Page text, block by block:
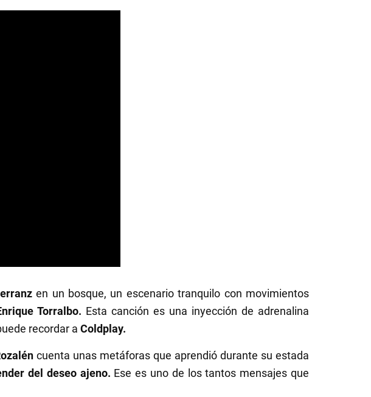
en un bosque, un escenario tranquilo con movimientos
Torralbo. Esta canción es una inyección de adrenalina
recordar a Coldplay.
cuenta unas metáforas que aprendió durante su estada
del deseo ajeno. Ese es uno de los tantos mensajes que